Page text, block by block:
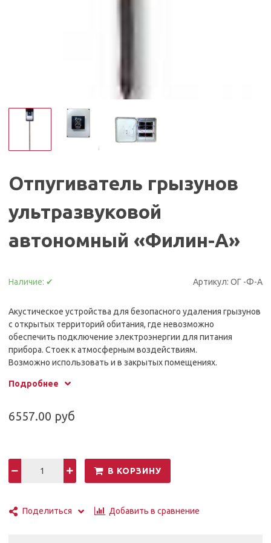
Отпугиватель грызунов
ультразвуковой
автономный «Филин-А»
Наличие: ✔ Артикул: ОГ -Ф-А
Акустическое устройства для безопасного удаления грызунов
с открытых территорий обитания, где невозможно
обеспечить подключение электроэнергии для питания
прибора. Стоек к атмосферным воздействиям.
Возможно использовать и в закрытых помещениях.
звуковой фон.
Подробнее
6557.00 руб
В КОРЗИНУ
Поделиться Добавить в сравнение